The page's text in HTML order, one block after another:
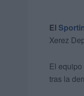
El
Xerez
El
tras la